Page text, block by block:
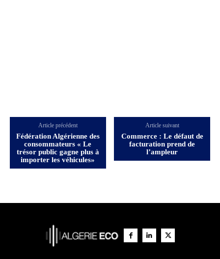
Article précédent
Fédération Algérienne des
consommateurs « Le
trésor public gagne plus à
importer les véhicules»
Article suivant
Commerce : Le défaut de
facturation prend de
l’ampleur